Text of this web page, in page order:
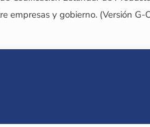
empresas y gobierno. (Versión